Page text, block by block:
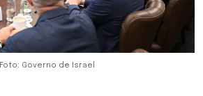
Foto: Governo de Israel